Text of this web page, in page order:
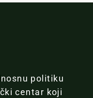
politiku
centar koji